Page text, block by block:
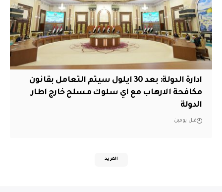
ادارة الدولة: بعد 30 ايلول سيتم التعامل بقانون
مكافحة الارهاب مع اي سلوك مسلح خارج اطار
الدولة
قبل يومين
المزيد